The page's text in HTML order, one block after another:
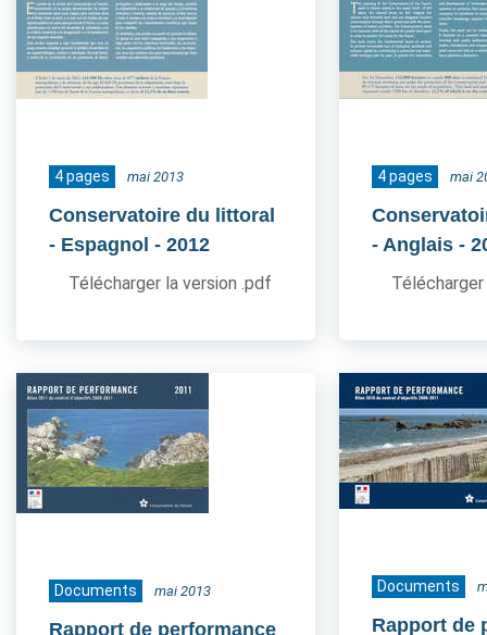
4 pages mai 2013
Conservatoire du littoral
- Espagnol - 2012
Télécharger la version .pdf
4 pages mai
- Anglais -
Documents mai 2013
Rapport de performance
Documents
Rapport de